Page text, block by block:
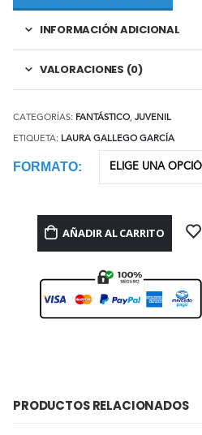
INFORMACIÓN ADICIONAL
VALORACIONES (0)
CATEGORÍAS: FANTÁSTICO, JUVENIL
ETIQUETA: LAURA GALLEGO GARCÍA
FORMATO
AÑADIR AL CARRITO
PRODUCTOS RELACIONADOS